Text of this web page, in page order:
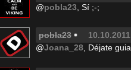
@pobla23 , Sí ;-;
pobla23
@Joana_28 , Déjate